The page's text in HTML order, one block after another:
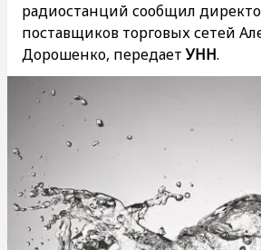
радиостанций сообщил
поставщиков торговых сетей
Дорошенко, передаетУНН.